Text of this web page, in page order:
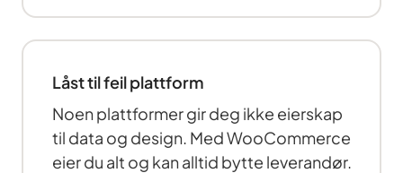
Låst til feil plattform
Noen plattformer gir deg ikke eierskap
til data og design. Med WooCommerce
eier du alt og kan alltid bytte leverandør.